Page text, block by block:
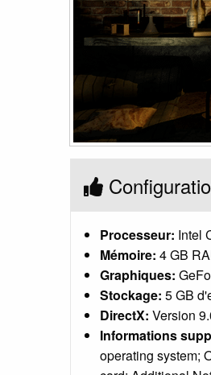
Processeur: Intel
Mémoire: 4 GB
Graphiques:
Stockage: 5 GB
DirectX: Version
Informations
operating system;